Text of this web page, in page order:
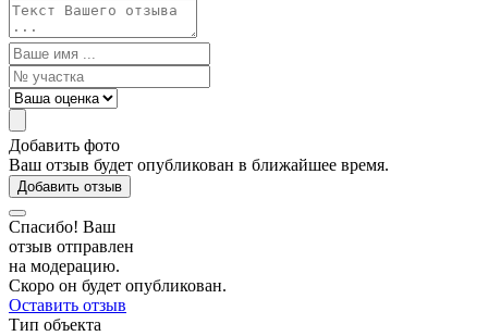
Добавить фото
Ваш отзыв будет опубликован в ближайшее время.
Добавить отзыв
Спасибо! Ваш
отзыв отправлен
на модерацию.
Скоро он будет опубликован.
Оставить отзыв
Тип объекта